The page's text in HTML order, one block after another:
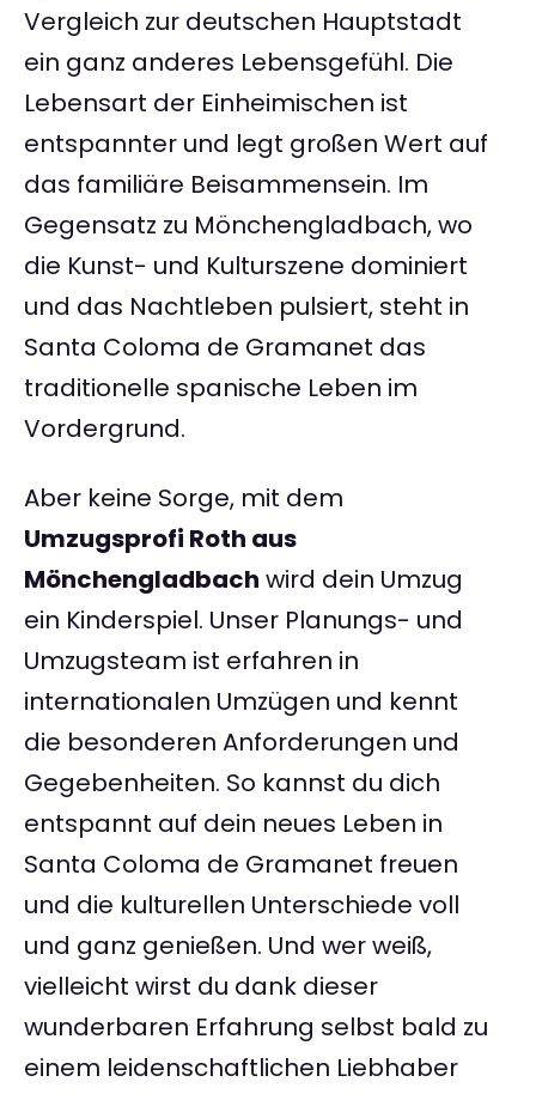
Vergleich zur deutschen Hauptstadt
ein ganz anderes Lebensgefühl. Die
Lebensart der Einheimischen ist
entspannter und legt großen Wert auf
das familiäre Beisammensein. Im
Gegensatz zu Mönchengladbach, wo
die Kunst- und Kulturszene dominiert
und das Nachtleben pulsiert, steht in
Santa Coloma de Gramanet das
traditionelle spanische Leben im
Vordergrund.
Aber keine Sorge, mit dem
Umzugsprofi Roth aus
Mönchengladbach wird dein Umzug
ein Kinderspiel. Unser Planungs- und
Umzugsteam ist erfahren in
internationalen Umzügen und kennt
die besonderen Anforderungen und
Gegebenheiten. So kannst du dich
entspannt auf dein neues Leben in
Santa Coloma de Gramanet freuen
und die kulturellen Unterschiede voll
und ganz genießen. Und wer weiß,
vielleicht wirst du dank dieser
wunderbaren Erfahrung selbst bald zu
einem leidenschaftlichen Liebhaber